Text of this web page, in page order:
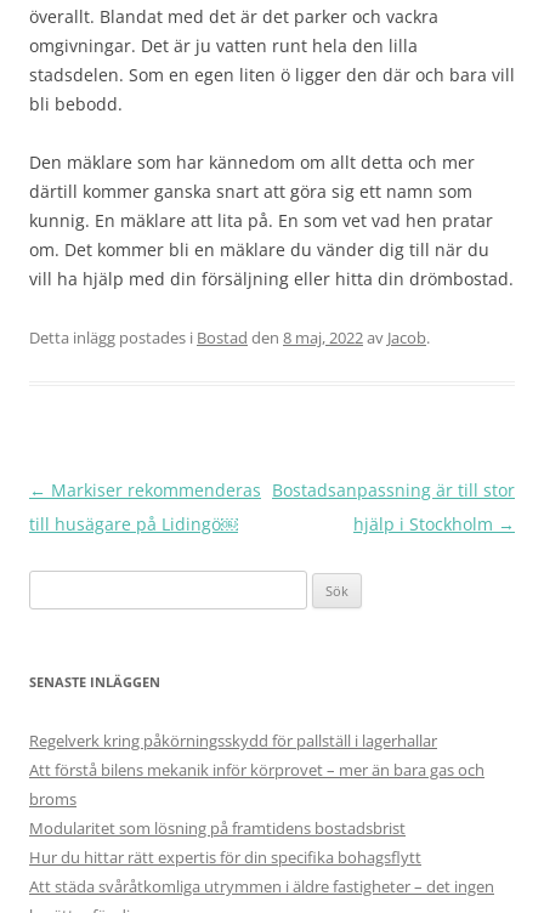
överallt. Blandat med det är det parker och vackra
omgivningar. Det är ju vatten runt hela den lilla
stadsdelen. Som en egen liten ö ligger den där och bara vill
bli bebodd.
Den mäklare som har kännedom om allt detta och mer
därtill kommer ganska snart att göra sig ett namn som
kunnig. En mäklare att lita på. En som vet vad hen pratar
om. Det kommer bli en mäklare du vänder dig till när du
vill ha hjälp med din försäljning eller hitta din drömbostad.
Detta inlägg postades i Bostad den 8 maj, 2022av Jacob.
Inläggsnavigering
← Markiser rekommenderas
till husägare på Lidingö￼
Bostadsanpassning är till stor
hjälp i Stockholm →
efter:
SENASTE INLÄGGEN
Regelverk kring påkörningsskydd för pallställ i lagerhallar
Att förstå bilens mekanik inför körprovet – mer än bara gas och
broms
Modularitet som lösning på framtidens bostadsbrist
Hur du hittar rätt expertis för din specifika bohagsflytt
Att städa svåråtkomliga utrymmen i äldre fastigheter – det ingen